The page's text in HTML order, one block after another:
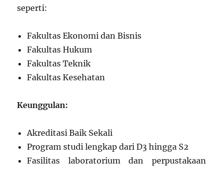
seperti:
Fakultas Ekonomi dan Bisnis
Fakultas Hukum
Fakultas Teknik
Fakultas Kesehatan
Keunggulan:
Akreditasi Baik Sekali
Program studi lengkap dari D3 hingga S2
Fasilitas laboratorium dan perpustakaan